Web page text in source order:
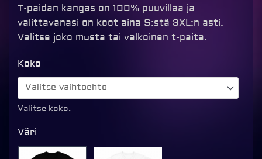
T-paidan kangas on 100% puuvillaa ja
valittavanasi on koot aina S:stä 3XL:n asti.
Valitse joko musta tai valkoinen t-paita.
Koko
Valitse koko.
Väri
Antin
penaali
paita,
määrä